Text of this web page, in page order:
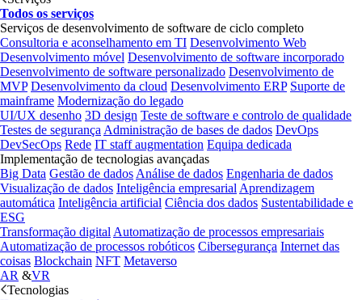
Todos os serviços
Serviços de desenvolvimento de software de ciclo completo
Consultoria e aconselhamento em TI Desenvolvimento Web
Desenvolvimento móvel Desenvolvimento de software incorporado
Desenvolvimento de software personalizado Desenvolvimento de
MVP Desenvolvimento da cloud Desenvolvimento ERP Suporte de
mainframe Modernização do legado
UI/UX desenho 3D design Teste de software e controlo de qualidade
Testes de segurança Administração de bases de dados DevOps
DevSecOps Rede IT staff augmentation Equipa dedicada
Implementação de tecnologias avançadas
Big Data Gestão de dados Análise de dados Engenharia de dados
Visualização de dados Inteligência empresarial Aprendizagem
automática Inteligência artificial Ciência dos dados Sustentabilidade e
ESG
Transformação digital Automatização de processos empresariais
Automatização de processos robóticos Cibersegurança Internet das
coisas Blockchain NFT Metaverso
AR &VR
Tecnologias